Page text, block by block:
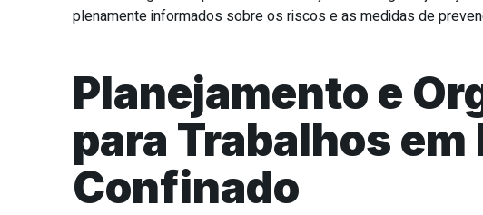
plenamente informados sobre os riscos e as medidas de
Planejamento e
para Trabalhos em
Confinado